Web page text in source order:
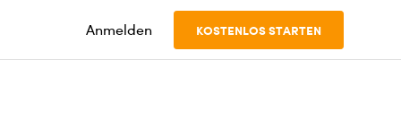
Anmelden KOSTENLOS STARTEN